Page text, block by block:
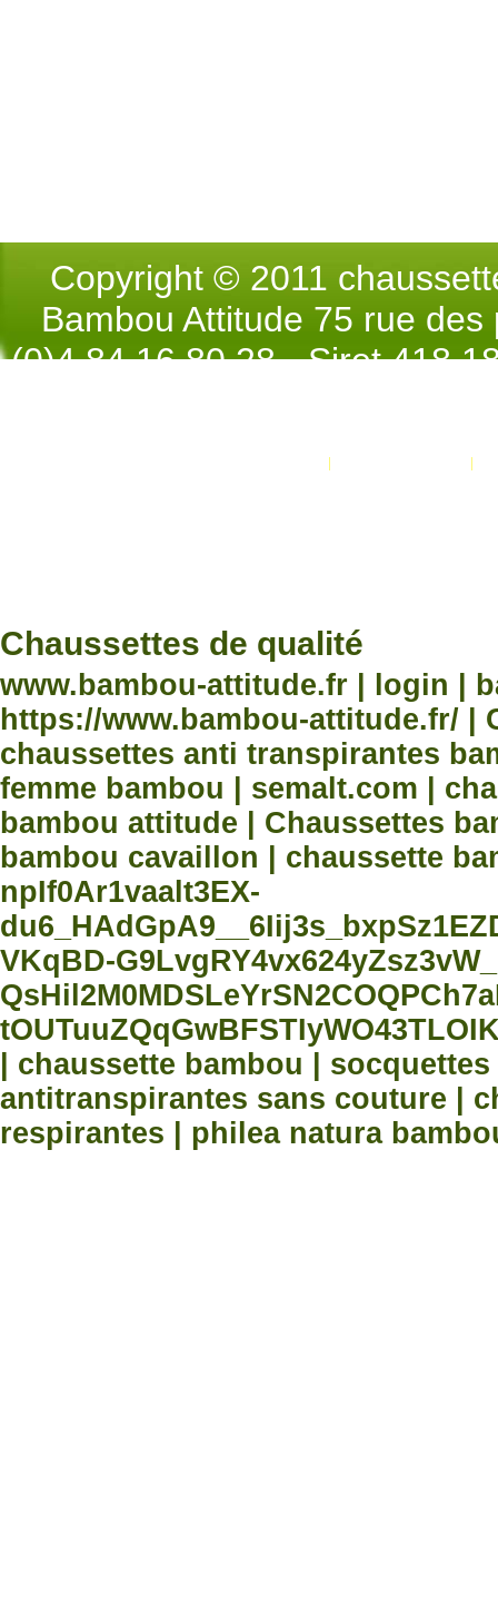
Copyright © 2011
Bambou Attitude 75 rue
(0)4.84.16.80.28 - Siret 418
Chaussettes de qualité
www.bambou-attitude.fr | login |
https://www.bambou-attitude.fr/ |
chaussettes anti transpirantes
femme bambou | semalt.com |
bambou attitude | Chaussettes
bambou cavaillon | chaussette
npIf0Ar1vaalt3EX-
VKqBD-
| chaussette bambou |
antitranspirantes sans couture |
respirantes | philea natura